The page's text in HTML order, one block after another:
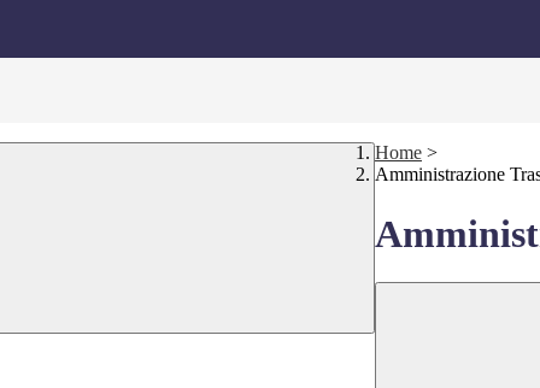
Home >
Amministrazione